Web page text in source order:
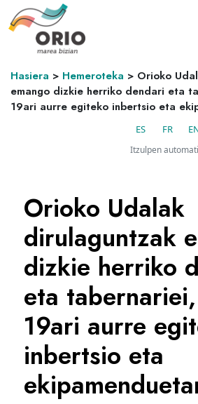
Hasiera > Hemeroteka > Orioko
emango dizkie herriko dendari eta
19ari aurre egiteko inbertsio eta
ES FR
Itzulpen
Orioko Udalak
dirulaguntzak
dizkie herriko
eta
19ari aurre
inbertsio eta